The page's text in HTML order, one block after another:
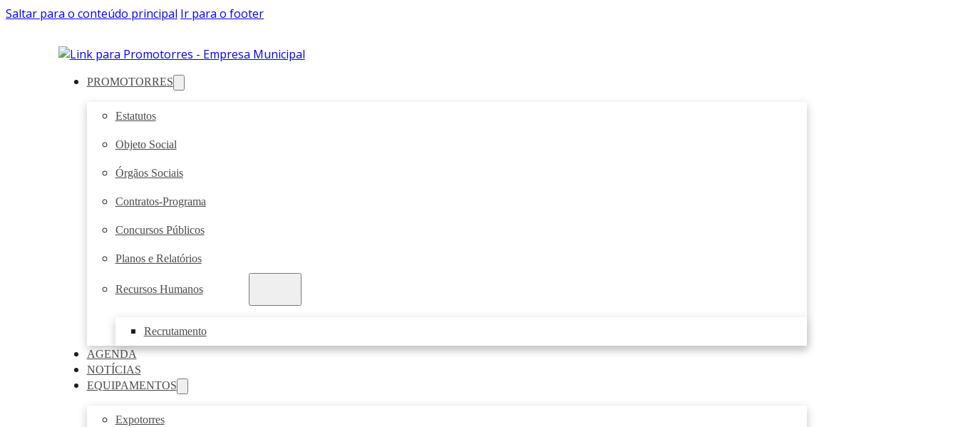
Saltar para o conteúdo principal Ir para o footer
PROMOTORRES
Estatutos
Objeto Social
Órgãos Sociais
Contratos-Programa
Concursos Públicos
Planos e Relatórios
Recursos Humanos
Recrutamento
AGENDA
NOTÍCIAS
EQUIPAMENTOS
Expotorres